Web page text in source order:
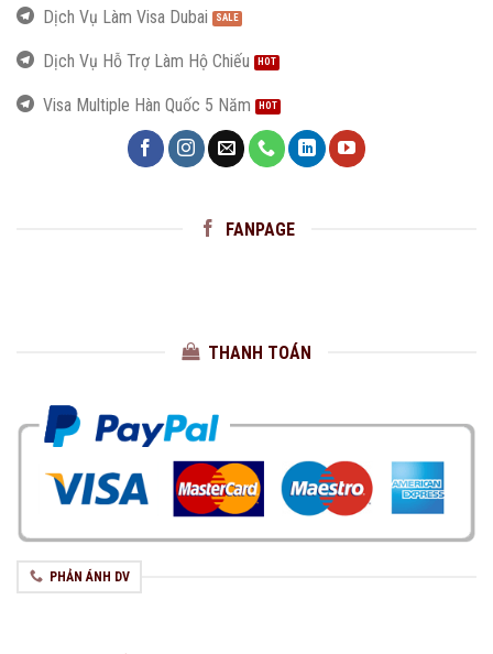
Dịch Vụ Làm Visa Dubai
Dịch Vụ Hỗ Trợ Làm Hộ Chiếu
Visa Multiple Hàn Quốc 5 Năm
FANPAGE
THANH TOÁN
PHẢN ÁNH DV